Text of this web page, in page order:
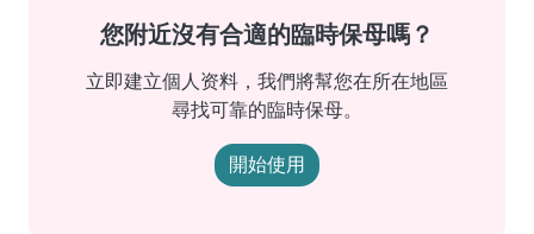
您附近沒有合適的臨時保母嗎？
立即建立個人资料，我們將幫您在所在地區
尋找可靠的臨時保母。
開始使用